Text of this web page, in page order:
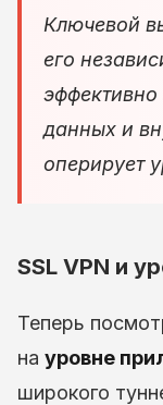
Ключевой
его
данных и
оперирует
SSL VPN и
Теперь
на уровне
широкого